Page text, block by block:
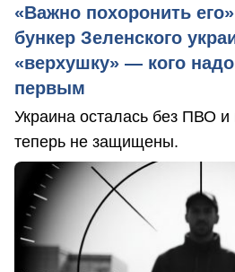
«Важно похоронить
бункер Зеленского
«верхушку» — кого
первым
Украина осталась без ПВО и
теперь не защищены.